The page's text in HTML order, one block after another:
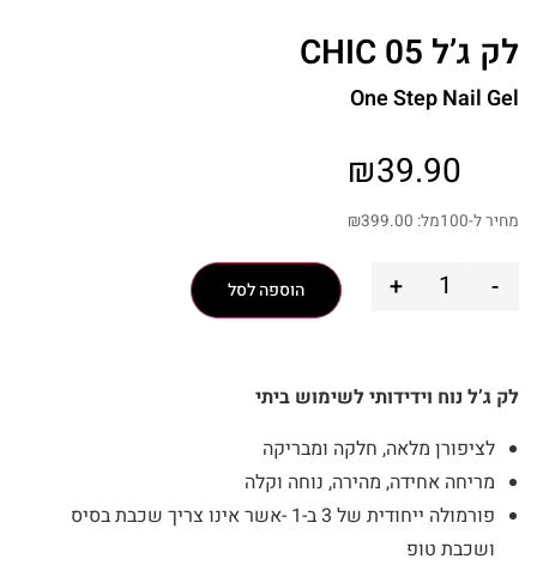
לק ג’ל CHIC 05
One Step Nail Gel
₪39.90
מחיר ל-100מל: ₪399.00
-
+ הוספה לסל
לק ג’ל נוח וידידותי לשימוש ביתי
לציפורן מלאה, חלקה ומבריקה
מריחה אחידה, מהירה, נוחה וקלה
פורמולה ייחודית של 3 ב-1 -אשר אינו צריך שכבת בסיס
ושכבת טופ